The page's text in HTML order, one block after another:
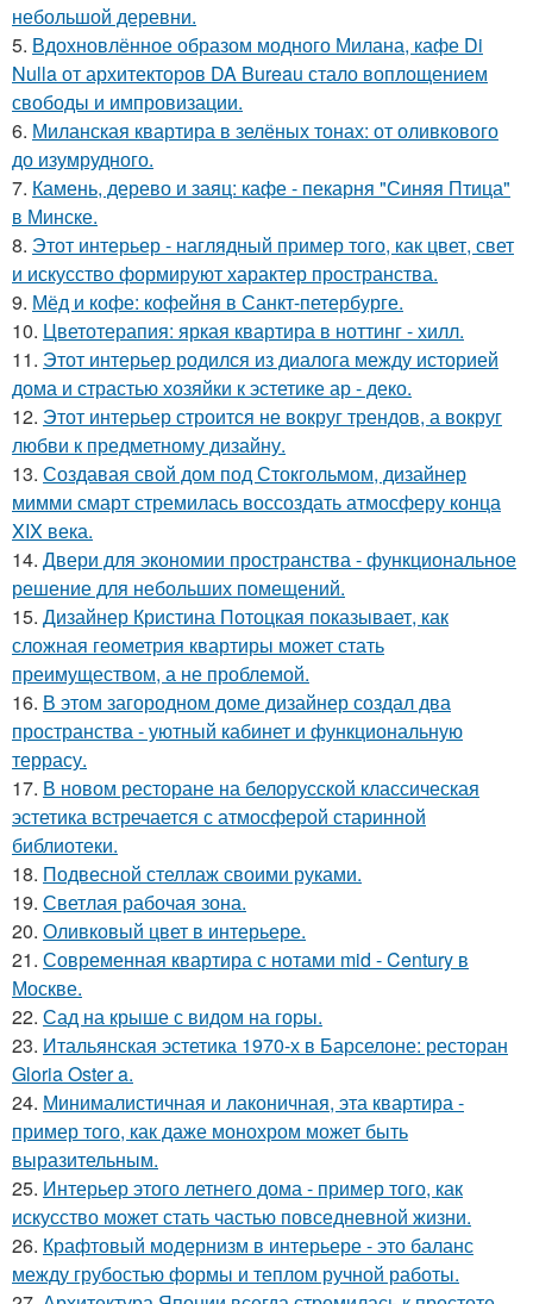
небольшой деревни.
5. Вдохновлённое образом модного Милана, кафе Di
Nulla от архитекторов DA Bureau стало воплощением
свободы и импровизации.
6. Миланская квартира в зелёных тонах: от оливкового
до изумрудного.
7. Камень, дерево и заяц: кафе - пекарня "Синяя Птица"
в Минске.
8. Этот интерьер - наглядный пример того, как цвет, свет
и искусство формируют характер пространства.
9. Мёд и кофе: кофейня в Санкт-петербурге.
10. Цветотерапия: яркая квартира в ноттинг - хилл.
11. Этот интерьер родился из диалога между историей
дома и страстью хозяйки к эстетике ар - деко.
12. Этот интерьер строится не вокруг трендов, а вокруг
любви к предметному дизайну.
13. Создавая свой дом под Стокгольмом, дизайнер
мимми смарт стремилась воссоздать атмосферу конца
XIX века.
14. Двери для экономии пространства - функциональное
решение для небольших помещений.
15. Дизайнер Кристина Потоцкая показывает, как
сложная геометрия квартиры может стать
преимуществом, а не проблемой.
16. В этом загородном доме дизайнер создал два
пространства - уютный кабинет и функциональную
террасу.
17. В новом ресторане на белорусской классическая
эстетика встречается с атмосферой старинной
библиотеки.
18. Подвесной стеллаж своими руками.
19. Светлая рабочая зона.
20. Оливковый цвет в интерьере.
21. Современная квартира с нотами mid - Century в
Москве.
22. Сад на крыше с видом на горы.
23. Итальянская эстетика 1970-х в Барселоне: ресторан
Gloria Oster a.
24. Минималистичная и лаконичная, эта квартира -
пример того, как даже монохром может быть
выразительным.
25. Интерьер этого летнего дома - пример того, как
искусство может стать частью повседневной жизни.
26. Крафтовый модернизм в интерьере - это баланс
между грубостью формы и теплом ручной работы.